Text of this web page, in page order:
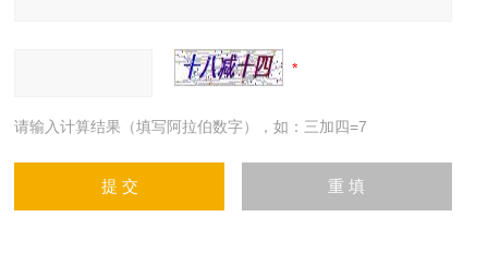
请输入计算结果（填写阿拉伯数字），如：三加四=7